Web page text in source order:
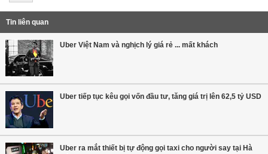
Tin liên quan
Uber Việt Nam và nghịch lý giá rẻ ... mất khách
Uber tiếp tục kêu gọi vốn đầu tư, tăng giá trị lên 62,5 tỷ USD
Uber ra mắt thiết bị tự động gọi taxi cho người say tại Hà